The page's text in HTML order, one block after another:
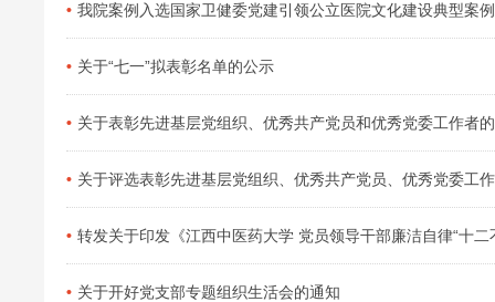
我院案例入选国家卫健委党建引领公立医院文化建设典型案例
关于“七一”拟表彰名单的公示
关于表彰先进基层党组织、优秀共产党员和优秀党委工作者
关于评选表彰先进基层党组织、优秀共产党员、优秀党委工
转发关于印发《江西中医药大学 党员领导干部廉洁自律“十二
关于开好党支部专题组织生活会的通知